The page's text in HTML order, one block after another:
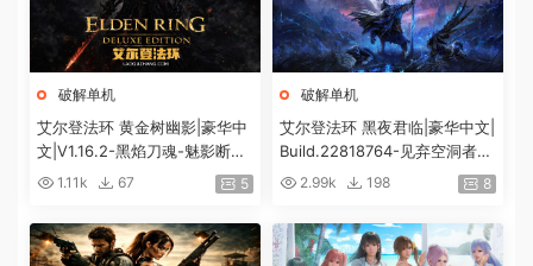
破解单机
艾尔登法环 黄金树幽影|豪华中
文|V1.16.2-黑焰刀魂-魅影断弦
+预购特典+全DLC+修改器|解
1.11k 67 5
破解单机
艾尔登法环 黑夜君临|豪华中文|
Build.22818764-见弃空洞者DL
C+预购特典+全DLC+修改器|解
2.99k 198 8